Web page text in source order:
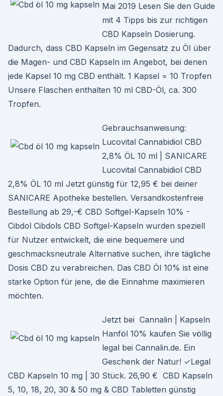
Mai 2019 Lesen Sie den Guide
mit 4 Tipps bis zur richtigen
CBD Kapseln Dosierung.
Dadurch, dass CBD Kapseln im Gegensatz zu Öl über
die Magen- und CBD Kapseln im Angebot, bei denen
jede Kapsel 10 mg CBD enthält. 1 Kapsel = 10 Tropfen
Unsere Flaschen enthalten 10 ml CBD-Öl, ca. 300
Tropfen.
Gebrauchsanweisung:
Lucovital Cannabidiol CBD
2,8% ÖL 10 ml | SANICARE
Lucovital Cannabidiol CBD
2,8% ÖL 10 ml Jetzt günstig für 12,95 € bei deiner
SANICARE Apotheke bestellen. Versandkostenfreie
Bestellung ab 29,-€ CBD Softgel-Kapseln 10% -
Cibdol Cibdols CBD Softgel-Kapseln wurden speziell
für Nutzer entwickelt, die eine bequemere und
geschmacksneutrale Alternative suchen, ihre tägliche
Dosis CBD zu verabreichen. Das CBD Öl 10% ist eine
starke Option für jene, die die Einnahme maximieren
möchten.
Jetzt bei Cannalin | Kapseln
Hanföl 10% kaufen Sie völlig
legal bei Cannalin.de. Ein
Geschenk der Natur! ✓Legal
CBD Kapseln 10 mg | 30 Stück. 26,90 € CBD Kapseln
5, 10, 18, 20, 30 & 50 mg & CBD Tabletten günstig